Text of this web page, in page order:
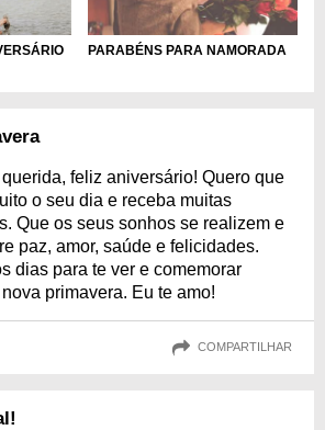
PARABÉNS PARA NAMORADA
feliz aniversário! Quero que
o seu dia e receba muitas
Que os seus sonhos se realizem e
paz, amor, saúde e felicidades.
dias para te ver e comemorar
primavera. Eu te amo!
COMPARTILHAR